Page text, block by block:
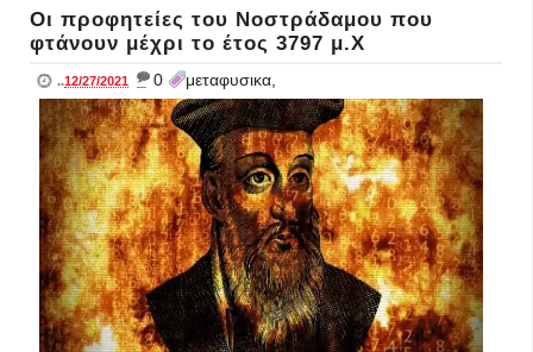
Οι προφητείες του Νοστράδαμου που
φτάνουν μέχρι το έτος 3797 μ.Χ
..12/27/2021 _ 0 μεταφυσικα,